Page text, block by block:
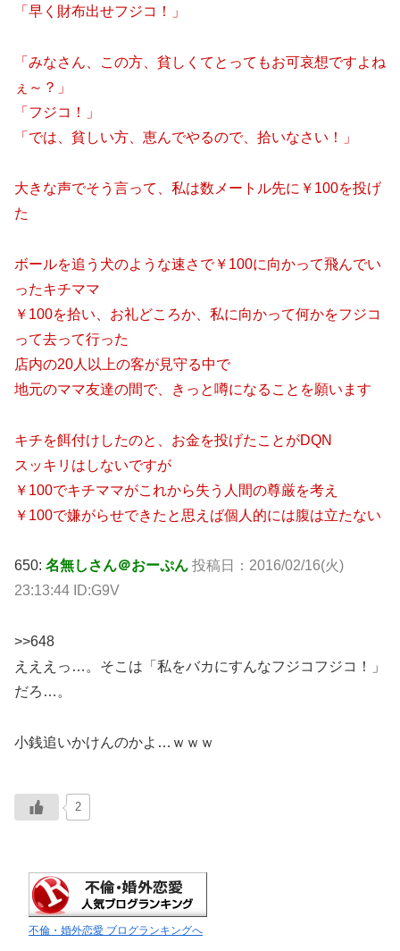
「早く財布出せフジコ！」
「みなさん、この方、貧しくてとってもお可哀想ですよね
ぇ～？」
「フジコ！」
「では、貧しい方、恵んでやるので、拾いなさい！」
大きな声でそう言って、私は数メートル先に￥100を投げ
た
ボールを追う犬のような速さで￥100に向かって飛んでい
ったキチママ
￥100を拾い、お礼どころか、私に向かって何かをフジコ
って去って行った
店内の20人以上の客が見守る中で
地元のママ友達の間で、きっと噂になることを願います
キチを餌付けしたのと、お金を投げたことがDQN
スッキリはしないですが
￥100でキチママがこれから失う人間の尊厳を考え
￥100で嫌がらせできたと思えば個人的には腹は立たない
650: 名無しさん＠おーぷん 投稿日：2016/02/16(火)
23:13:44 ID:G9V
>>648
えええっ…。そこは「私をバカにすんなフジコフジコ！」
だろ…。
小銭追いかけんのかよ…ｗｗｗ
2
不倫・婚外恋愛 ブログランキングへ